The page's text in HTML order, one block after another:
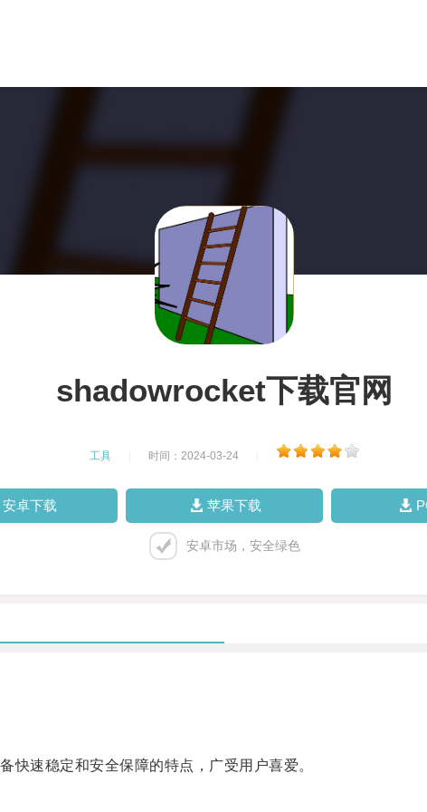
shadowrocket下载官网
工具 时间：2024-03-24
安卓下载 苹果下载
安卓市场，安全绿色
速稳定和安全保障的特点，广受用户喜爱。